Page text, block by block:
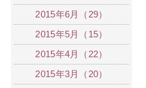
2015年6月（29）
2015年5月（15）
2015年4月（22）
2015年3月（20）